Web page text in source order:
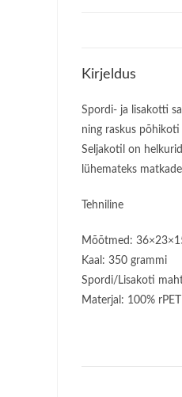
Kirjeldus
Spordi- ja lisakotti
ning raskus põhikoti
Seljakotil on
lühemateks
Tehniline
Mõõtmed:
Kaal: 350 grammi
Spordi/Lisakoti
Materjal: 100%